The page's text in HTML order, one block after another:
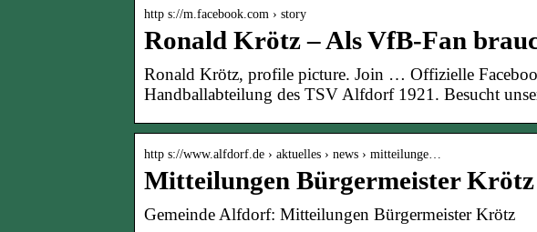
http s://m.facebook.com › story
Ronald Krötz – Als VfB-Fan
Ronald Krötz, profile picture. Join … Offizielle
Handballabteilung des TSV Alfdorf 1921. Besucht
http s://www.alfdorf.de › aktuelles › news › mitteilunge…
Mitteilungen Bürgermeister
Gemeinde Alfdorf: Mitteilungen Bürgermeister Krötz